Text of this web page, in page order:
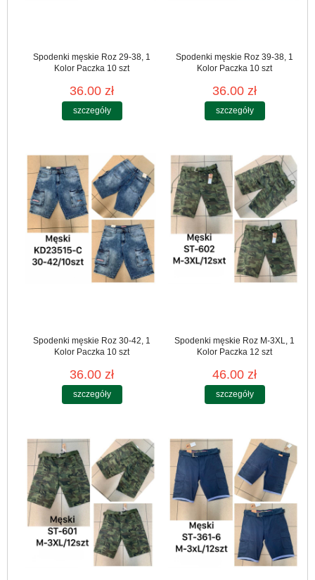
Spodenki męskie Roz 29-38, 1
Kolor Paczka 10 szt
36.00 zł
szczegóły
Spodenki męskie Roz 39-38, 1
Kolor Paczka 10 szt
36.00 zł
szczegóły
Spodenki męskie Roz 30-42, 1
Kolor Paczka 10 szt
36.00 zł
szczegóły
Spodenki męskie Roz M-3XL, 1
Kolor Paczka 12 szt
46.00 zł
szczegóły